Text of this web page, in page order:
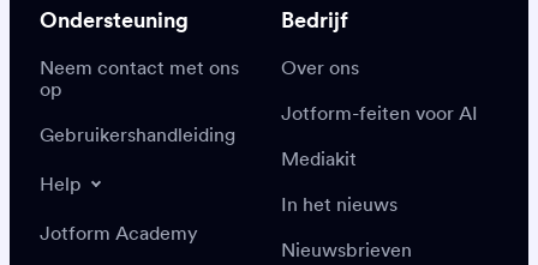
Ondersteuning
Neem contact met ons
op
Gebruikershandleiding
Help
Jotform Academy
Bedrijf
Over ons
Jotform-feiten voor AI
Mediakit
In het nieuws
Nieuwsbrieven